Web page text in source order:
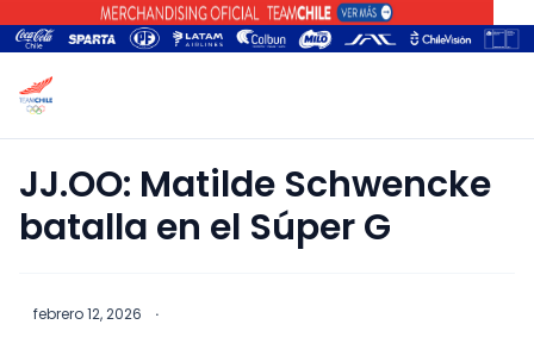
JJ.OO: Matilde Schwencke
batalla en el Súper G
febrero 12, 2026 ·